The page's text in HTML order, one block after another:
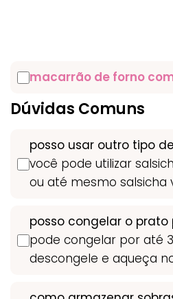
macarrão de forno
Dúvidas Comuns
posso usar outro tipo
você pode utilizar
ou até mesmo salsicha
posso congelar o prato
pode congelar por até
descongele e aqueça